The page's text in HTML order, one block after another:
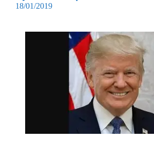
18/01/2019